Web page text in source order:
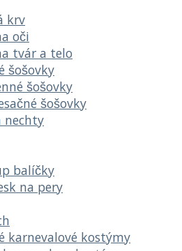
krv
oči
tvár a telo
šošovky
šošovky
šošovky
nechty
balíčky
na pery
karnevalové kostýmy